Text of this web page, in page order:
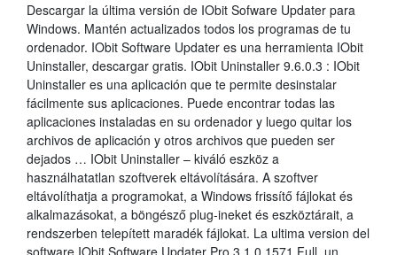
Descargar la última versión de IObit Sofware Updater para
Windows. Mantén actualizados todos los programas de tu
ordenador. IObit Software Updater es una herramienta IObit
Uninstaller, descargar gratis. IObit Uninstaller 9.6.0.3 : IObit
Uninstaller es una aplicación que te permite desinstalar
fácilmente sus aplicaciones. Puede encontrar todas las
aplicaciones instaladas en su ordenador y luego quitar los
archivos de aplicación y otros archivos que pueden ser
dejados … IObit Uninstaller – kiváló eszköz a
használhatatlan szoftverek eltávolítására. A szoftver
eltávolíthatja a programokat, a Windows frissítő fájlokat és
alkalmazásokat, a böngésző plug-ineket és eszköztárait, a
rendszerben telepített maradék fájlokat. La ultima version del
software IObit Software Updater Pro 3.1.0.1571 Full, un